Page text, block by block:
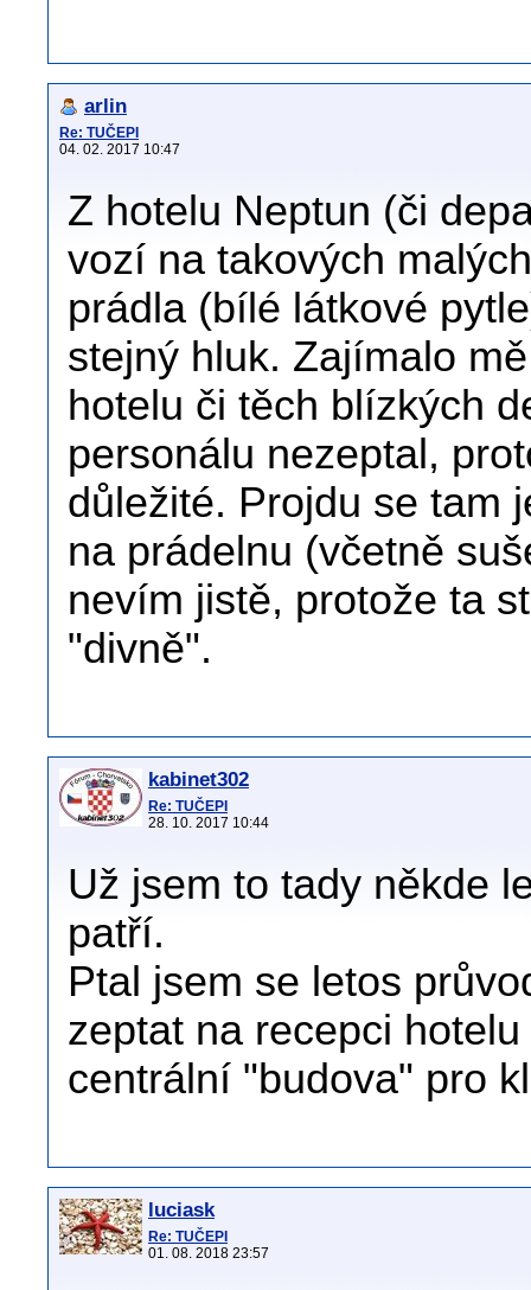
arlin
Re: TUČEPI
04. 02. 2017 10:47
Z hotelu Neptun (či
vozí na takových
prádla (bílé látkové
stejný hluk. Zajímalo
hotelu či těch blízkých
personálu nezeptal,
důležité. Projdu se tam
na prádelnu (včetně
nevím jistě, protože ta
"divně".
kabinet302
Re: TUČEPI
28. 10. 2017 10:44
Už jsem to tady někde
patří.
Ptal jsem se letos
zeptat na recepci
centrální "budova" pro
luciask
Re: TUČEPI
01. 08. 2018 23:57